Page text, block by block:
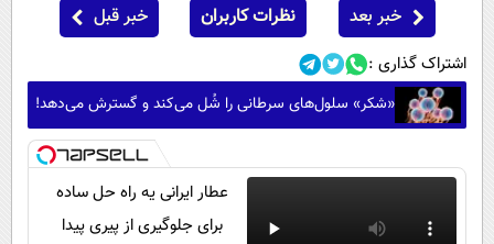
خبر بعد نظرات کاربران خبر قبل
اشتراک گذاری :
«شکر» سلول‌های سرطانی را شُل می‌کند و گسترش می‌دهد!
عطار ایرانی یه راه حل ساده
برای جلوگیری از پیری پیدا